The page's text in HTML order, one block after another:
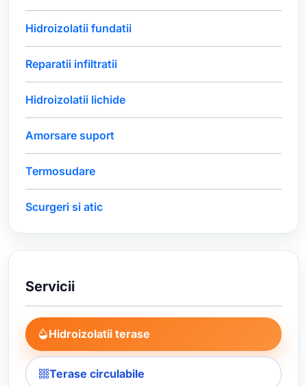
Hidroizolatii fundatii
Reparatii infiltratii
Hidroizolatii lichide
Amorsare suport
Termosudare
Scurgeri si atic
Servicii
Hidroizolatii terase
Terase circulabile